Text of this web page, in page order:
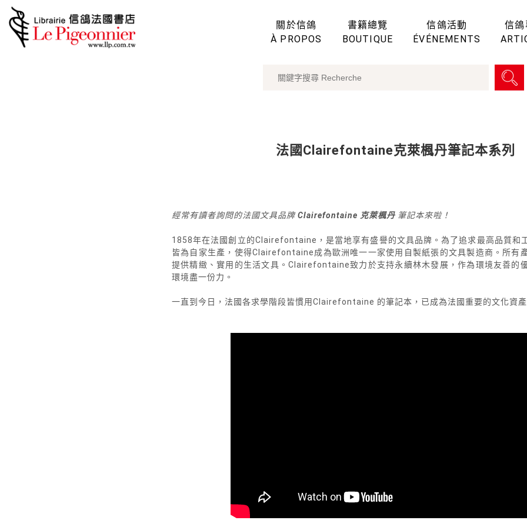
關於信鴿
À PROPOS
書籍總覽
BOUTIQUE
信鴿活動
ÉVÉNEMENTS
信鴿
法國Clairefontaine克萊楓丹筆記本系列
經常有讀者詢問的法國文具品牌 Clairefontaine 克萊楓丹 筆記本來啦！
1858年在法國創立的Clairefontaine，是當地享有盛譽的文具品牌。為了追求最高品質和
皆為自家生產，使得Clairefontaine成為歐洲唯一一家使用自製紙張的文具製造商。所有
提供精緻、實用的生活文具。Clairefontaine致力於支持永續林木發展，作為環境友善的
環境盡一份力。
一直到今日，法國各求學階段皆慣用Clairefontaine 的筆記本，已成為法國重要的文化資產